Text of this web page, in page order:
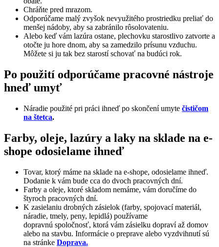
Chráňte pred mrazom.
Odporúčame malý zvyšok nevyužitého prostriedku preliať do
menšej nádoby, aby sa zabránilo rôsolovateniu.
Alebo keď vám lazúra ostane, plechovku starostlivo zatvorte a
otočte ju hore dnom, aby sa zamedzilo prísunu vzduchu.
Môžete si ju tak bez starostí schovať na budúci rok.
Po použití odporúčame pracovné nástroje
hneď umyť
Náradie použité pri práci ihneď po skončení umyte čističom
na štetca.
Farby, oleje, lazúry a laky na sklade na e-
shope odosielame ihneď
Tovar, ktorý máme na sklade na e-shope, odosielame ihneď.
Dodanie k vám bude cca do dvoch pracovných dní.
Farby a oleje, ktoré skladom nemáme, vám doručíme do
štyroch pracovných dní.
K zasielaniu drobných zásielok (farby, spojovací materiál,
náradie, tmely, peny, lepidlá) používame
dopravnú spoločnosť, ktorá vám zásielku dopraví až domov
alebo na stavbu. Informácie o preprave alebo vyzdvihnutí sú
na stránke Doprava.